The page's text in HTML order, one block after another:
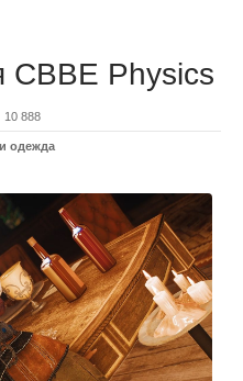
Physics
10 888
одежда